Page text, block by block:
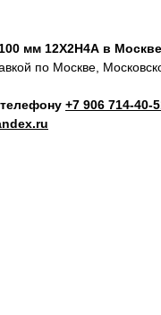
мм 12Х2Н4А в Москве
по Москве,
+7 906 714‑40-